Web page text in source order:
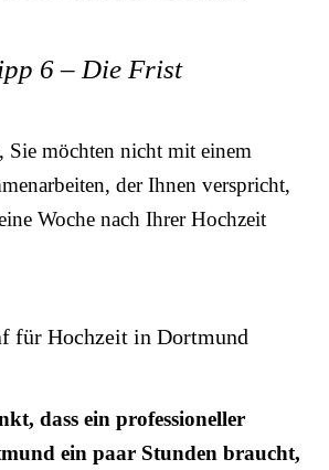
6 – Die Frist
, Sie möchten nicht mit einem
der Ihnen verspricht,
Woche nach Ihrer Hochzeit
dass ein professioneller
ein paar Stunden braucht,